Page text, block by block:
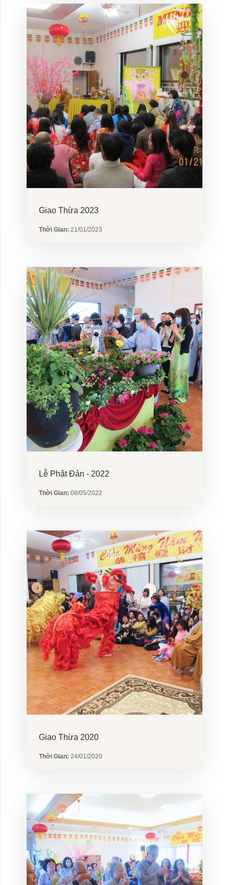
Giao Thừa 2023
Thời Gian: 21/01/2023
Lễ Phật Đản - 2022
Thời Gian: 08/05/2022
Giao Thừa 2020
Thời Gian: 24/01/2020